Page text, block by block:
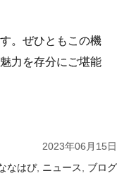
。ぜひともこの機
力を存分にご堪能
2023年06月15日
なはぴ, ニュース , ブログ